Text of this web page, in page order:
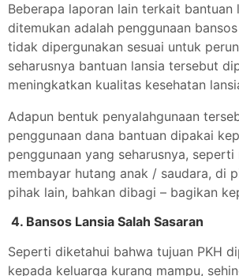
Beberapa laporan lain terkait bantuan
ditemukan adalah penggunaan
tidak dipergunakan sesuai untuk
seharusnya bantuan lansia tersebut
meningkatkan kualitas kesehatan
Adapun bentuk penyalahgunaan
penggunaan dana bantuan dipakai
penggunaan yang seharusnya,
membayar hutang anak / saudara, di
pihak lain, bahkan dibagi – bagikan
4. Bansos Lansia Salah Sasaran
Seperti diketahui bahwa tujuan PKH
kepada keluarga kurang mampu,